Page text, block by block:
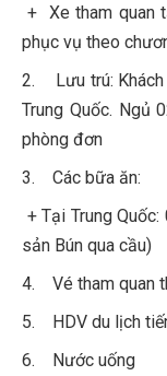
+ Xe tham quan
phục vụ theo
2. Lưu trú: Khách
Trung Quốc. Ngủ
phòng đơn
3. Các bữa ăn:
+ Tại Trung
sản Bún qua cầu)
4. Vé tham quan
5. HDV du lịch
6. Nước uống